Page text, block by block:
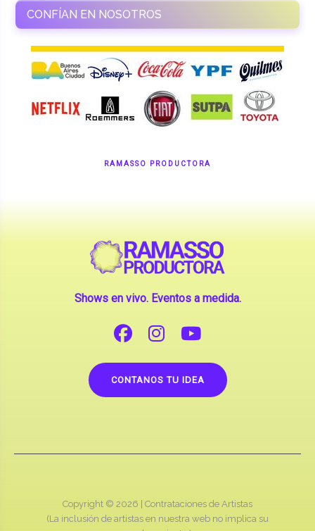
CONFÍAN EN NOSOTROS
RAMASSO PRODUCTORA
Shows en vivo. Eventos a medida.
CONTANOS TU IDEA
Copyright © 2026 | Contrataciones de Artistas
(La inclusión de artistas en nuestra web no implica su